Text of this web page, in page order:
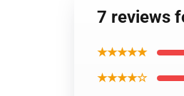
7 reviews
★★★★★
★★★★☆